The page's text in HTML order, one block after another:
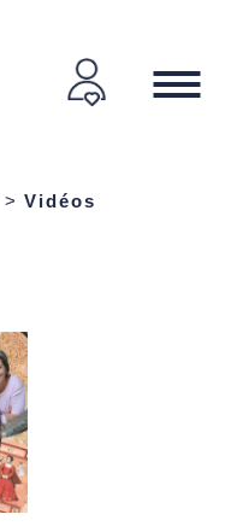
>Vidéos